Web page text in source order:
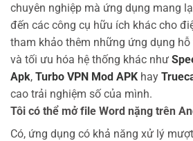
chuyên nghiệp mà ứng dụng mang
đến các công cụ hữu ích khác cho
tham khảo thêm những ứng dụng
và tối ưu hóa hệ thống khác như
Apk, Turbo VPN Mod APK hay
cao trải nghiệm số của mình.
Tôi có thể mở file Word nặng trên
Có, ứng dụng có khả năng xử lý